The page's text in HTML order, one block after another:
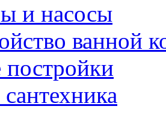
и насосы
ванной